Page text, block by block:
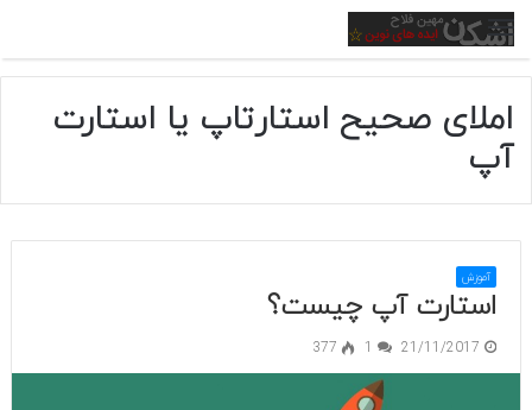
منو
املای صحیح استارتاپ یا استارت
آپ
آموزش
استارت آپ چیست؟
21/11/2017
1
377